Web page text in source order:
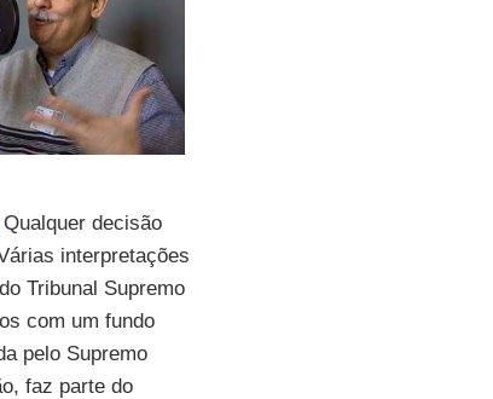
decisão
interpretações
Tribunal Supremo
com um fundo
pelo Supremo
faz parte do